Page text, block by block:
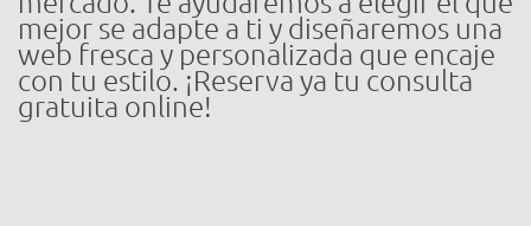
mejor se adapte a ti y diseñaremos una
web fresca y personalizada que encaje
con tu estilo. ¡Reserva ya tu consulta
gratuita online!